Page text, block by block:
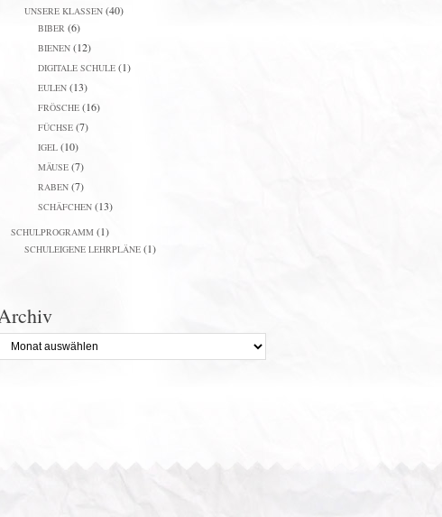
UNSERE KLASSEN (40)
BIBER (6)
BIENEN (12)
DIGITALE SCHULE (1)
EULEN (13)
FRÖSCHE (16)
FÜCHSE (7)
IGEL (10)
MÄUSE (7)
RABEN (7)
SCHÄFCHEN (13)
SCHULPROGRAMM (1)
SCHULEIGENE LEHRPLÄNE (1)
Archiv